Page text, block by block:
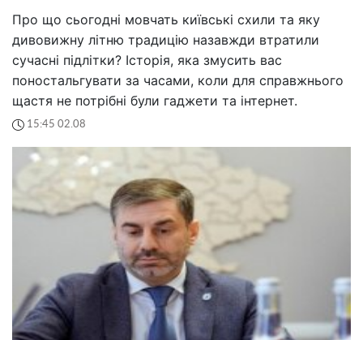
Про що сьогодні мовчать київські схили та яку
дивовижну літню традицію назавжди втратили
сучасні підлітки? Історія, яка змусить вас
поностальгувати за часами, коли для справжнього
щастя не потрібні були гаджети та інтернет.
15:45 02.08